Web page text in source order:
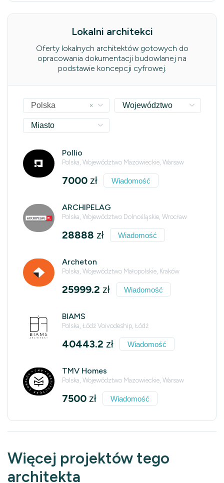
Lokalni architekci
Oferty lokalnych architektów gotowych do
opracowania dokumentacji budowlanej na
podstawie koncepcji cyfrowej.
×
Polska Województwo
Miasto
Pollio
Polska, Województwo Mazowieckie, Warsaw
7000 zł Wiadomość
ARCHIPELAG
Polska, Województwo Dolnośląskie, Wrocław
28888 zł Wiadomość
Archeton
Polska, Województwo Małopolskie, Kraków
25999.2 zł Wiadomość
BIAMS
Polska, Łódź Voivodeship, Łódź
40443.2 zł Wiadomość
TMV Homes
Polska, Województwo Mazowieckie, Warsaw
7500 zł Wiadomość
Więcej projektów tego
architekta